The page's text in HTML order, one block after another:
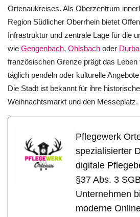
Ortenaukreises. Als Oberzentrum
Region Südlicher Oberrhein bietet
Infrastruktur und zentrale Lage für die
wie Gengenbach, Ohlsbach oder
französischen Grenze prägt das Leben
täglich pendeln oder kulturelle
Die Stadt ist bekannt für ihre
Weihnachtsmarkt und den Messeplatz.
Pflegewerk
spezialisierter
digitale
§37 Abs. 3
Unternehmen
moderne